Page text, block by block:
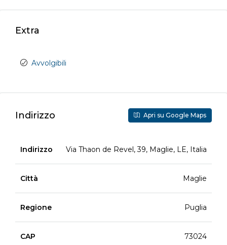
Extra
Avvolgibili
Indirizzo Apri su Google Maps
Indirizzo Via Thaon de Revel, 39, Maglie, LE, Italia
Città Maglie
Regione Puglia
CAP 73024